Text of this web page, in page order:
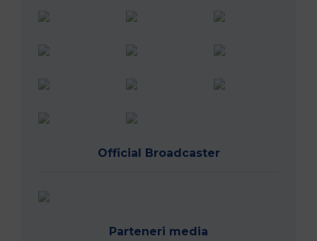
Official Broadcaster
Parteneri media